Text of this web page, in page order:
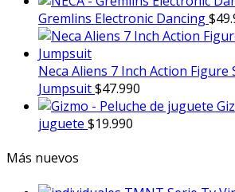
Gremlins Electronic Dancing$
Neca Aliens 7 Inch Action Figure
Jumpsuit$47.990
juguete $19.990
Más nuevos